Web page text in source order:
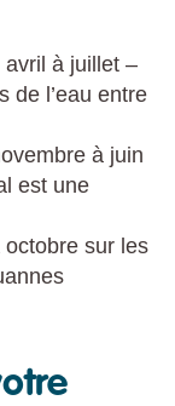
avril à juillet –
de l’eau entre
à juin
est une
octobre sur les